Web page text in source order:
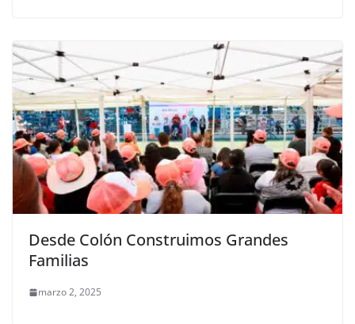
Desde Colón Construimos Grandes
Familias
marzo 2, 2025